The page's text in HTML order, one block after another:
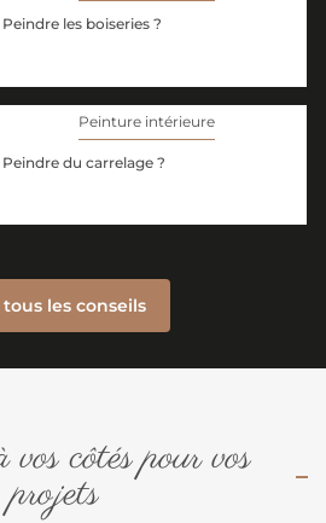
Peindre les boiseries ?
Peinture intérieure
Peindre du carrelage ?
tous les conseils
côtés pour vos
projets